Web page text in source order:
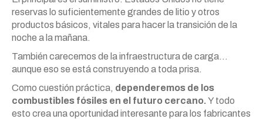
reservas lo suficientemente grandes de litio y otros
productos básicos, vitales para hacer la transición de la
noche a la mañana.
También carecemos de la infraestructura de carga…
aunque eso se está construyendo a toda prisa.
Como cuestión práctica, dependeremos de los
combustibles fósiles en el futuro cercano.Y todo
esto crea una oportunidad interesante para los fabricantes